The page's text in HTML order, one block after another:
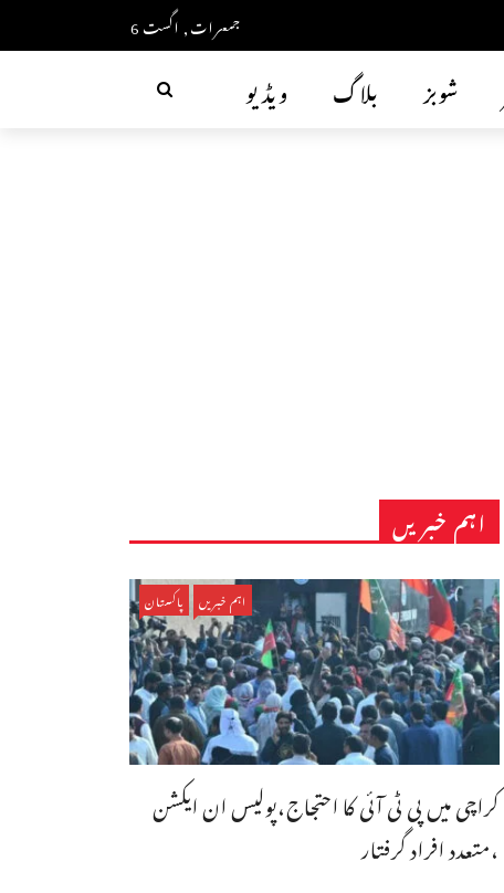
جمعرات, اگست 6
ویڈیو بلاگ شوبز
اہم خبریں
اہم خبریں پاکستان
کراچی میں پی ٹی آئی کا احتجاج،پولیس ان ایکشن
،متعدد افراد گرفتار